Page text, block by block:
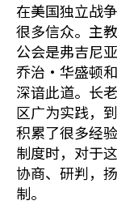
在美国独立战
很多信众。主
公会是弗吉尼
乔治•华盛顿
深谙此道。长
区广为实践，
积累了很多经
制度时，对于
协商、研判，
制。